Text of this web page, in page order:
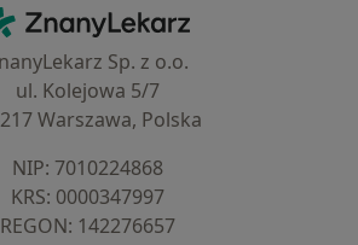
ZnanyLekarz - Strona główna
Sp. z o.o.
ul. Kolejowa 5/7
Warszawa, Polska
NIP: ⁠7010224868
KRS: ⁠0000347997
REGON: ⁠142276657